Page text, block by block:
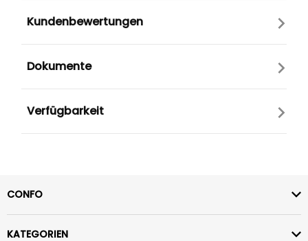
Kundenbewertungen
Dokumente
Verfügbarkeit
CONFO
KATEGORIEN